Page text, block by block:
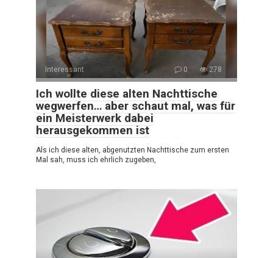
Interessant 0 278
Ich wollte diese alten Nachttische
wegwerfen… aber schaut mal, was für
ein Meisterwerk dabei
herausgekommen ist
Als ich diese alten, abgenutzten Nachttische zum ersten
Mal sah, muss ich ehrlich zugeben,